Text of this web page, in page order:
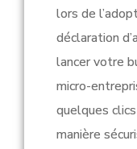
lors de
déclaration
lancer votre
micro-
quelques
manière